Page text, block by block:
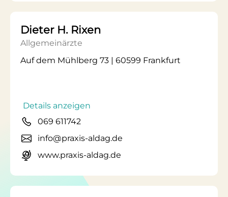
Dieter H. Rixen
Allgemeinärzte
Auf dem Mühlberg 73 | 60599 Frankfurt
Details anzeigen
069 611742
info@praxis-aldag.de
www.praxis-aldag.de